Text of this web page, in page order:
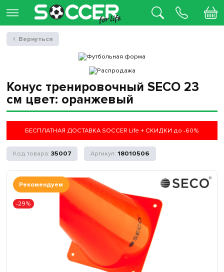
Конус тренировочный SECO 23
см цвет: оранжевый
БЕСПЛАТНАЯ ДОСТАВКА SOCCER Life + СКИДКИ до -60%
35007 18010506
Рекомендуем
-29%
Вернуться